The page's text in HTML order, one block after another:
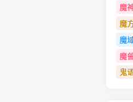
魔
魔
魔
魔
鬼